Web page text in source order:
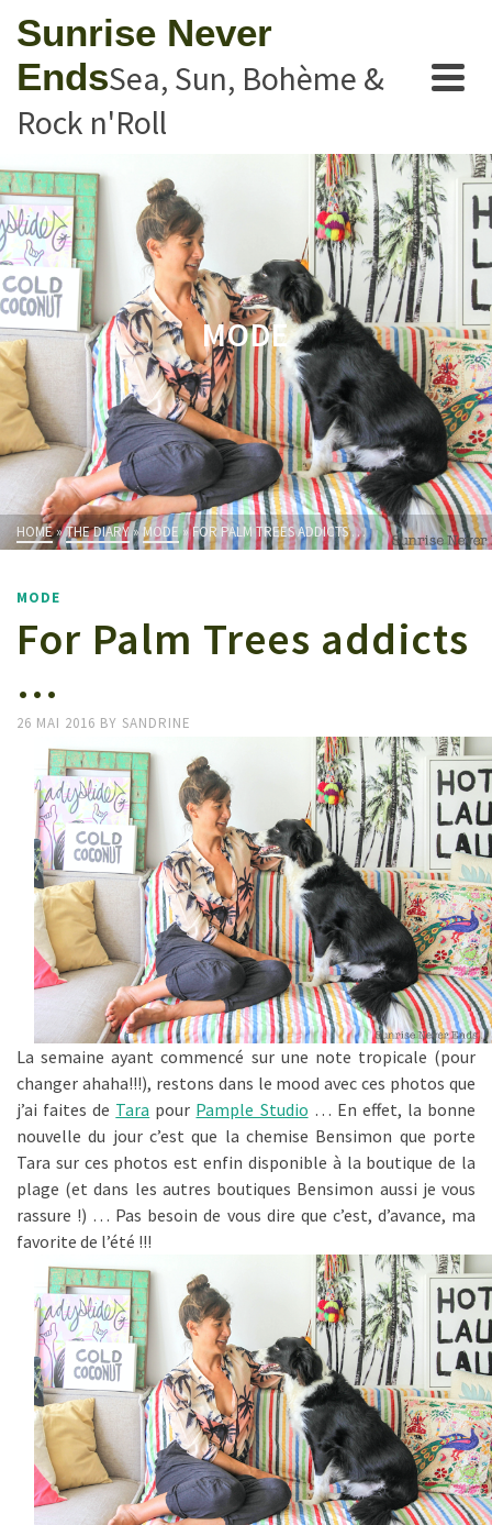
Sunrise Never
EndsSea, Sun, Bohème &
Rock n'Roll
MODE
HOME»THE DIARY» MODE»FOR PALM TREES ADDICTS …
MODE
For Palm Trees addicts
…
26 MAI 2016 BY SANDRINE
La semaine ayant commencé sur une note tropicale (pour
changer ahaha!!!), restons dans le mood avec ces photos que
j’ai faites de Tara pour Pample Studio … En effet, la bonne
nouvelle du jour c’est que la chemise Bensimon que porte
Tara sur ces photos est enfin disponible à la boutique de la
plage (et dans les autres boutiques Bensimon aussi je vous
rassure !) … Pas besoin de vous dire que c’est, d’avance, ma
favorite de l’été !!!